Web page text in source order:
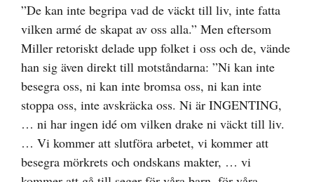
”De kan inte begripa vad de väckt till liv, inte fatta
vilken armé de skapat av oss alla.” Men eftersom
Miller retoriskt delade upp folket i oss och de, vände
han sig även direkt till motståndarna: ”Ni kan inte
besegra oss, ni kan inte bromsa oss, ni kan inte
stoppa oss, inte avskräcka oss. Ni är INGENTING,
… ni har ingen idé om vilken drake ni väckt till liv.
… Vi kommer att slutföra arbetet, vi kommer att
besegra mörkrets och ondskans makter, … vi